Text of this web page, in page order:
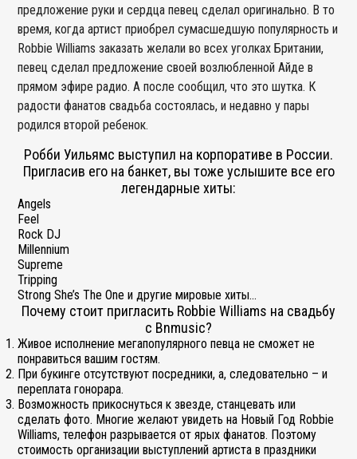
предложение руки и сердца певец сделал оригинально. В то
время, когда артист приобрел сумасшедшую популярность и
Robbie Williams заказать желали во всех уголках Британии,
певец сделал предложение своей возлюбленной Айде в
прямом эфире радио. А после сообщил, что это шутка. К
радости фанатов свадьба состоялась, и недавно у пары
родился второй ребенок.
Робби Уильямс выступил на корпоративе в России.
Пригласив его на банкет, вы тоже услышите все его
легендарные хиты:
Angels
Feel
Rock DJ
Millennium
Supreme
Tripping
Strong She’s The One и другие мировые хиты…
Почему стоит пригласить Robbie Williams на свадьбу
с Вnmusic?
Живое исполнение мегапопулярного певца не сможет не
понравиться вашим гостям.
При букинге отсутствуют посредники, а, следовательно – и
переплата гонорара.
Возможность прикоснуться к звезде, станцевать или
сделать фото. Многие желают увидеть на Новый Год Robbie
Williams, телефон разрывается от ярых фанатов. Поэтому
стоимость организации выступлений артиста в праздники